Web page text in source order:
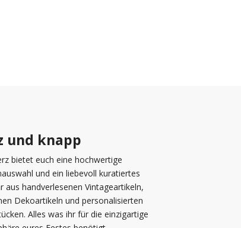
und knapp
bietet euch eine hochwertige
und ein liebevoll kuratiertes
aus handverlesenen Vintageartikeln,
Dekoartikeln und personalisierten
Alles was ihr für die einzigartige